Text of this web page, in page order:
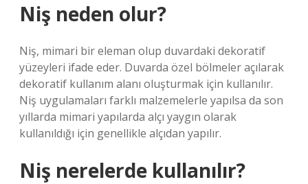
Niş neden olur?
Niş, mimari bir eleman olup duvardaki dekoratif
yüzeyleri ifade eder. Duvarda özel bölmeler açılarak
dekoratif kullanım alanı oluşturmak için kullanılır.
Niş uygulamaları farklı malzemelerle yapılsa da son
yıllarda mimari yapılarda alçı yaygın olarak
kullanıldığı için genellikle alçıdan yapılır.
Niş nerelerde kullanılır?